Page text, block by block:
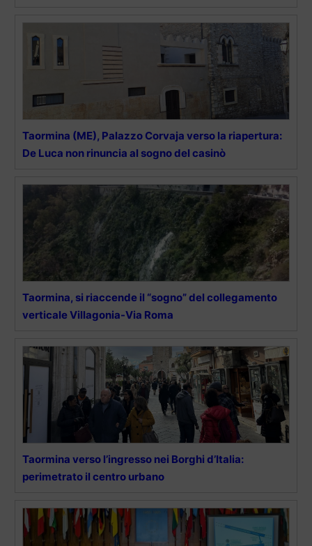
Taormina (ME), Palazzo Corvaja verso la riapertura:
De Luca non rinuncia al sogno del casinò
Taormina, si riaccende il “sogno” del collegamento
verticale Villagonia-Via Roma
Taormina verso l’ingresso nei Borghi d’Italia:
perimetrato il centro urbano